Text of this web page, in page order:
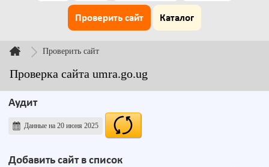
Проверить сайт Каталог
Проверить сайт
Проверка сайта umra.go.ug
Аудит
Данные на 20 июня 2025
Добавить сайт в список